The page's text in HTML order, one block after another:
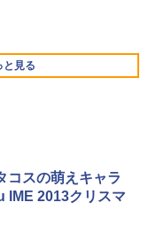
と見る
コスの萌えキャラ
IME 2013クリスマ